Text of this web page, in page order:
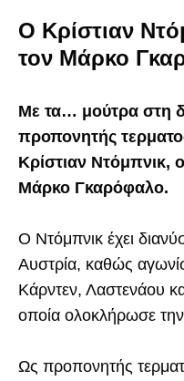
Ο Κρίστιαν
τον Μάρκο
Με τα… μούτρα στη
προπονητής
Κρίστιαν Ντόμπνικ,
Μάρκο Γκαρόφαλο.
Ο Ντόμπνικ έχει
Αυστρία, καθώς
Κάρντεν, Λαστενάου
οποία ολοκλήρωσε
Ως προπονητής